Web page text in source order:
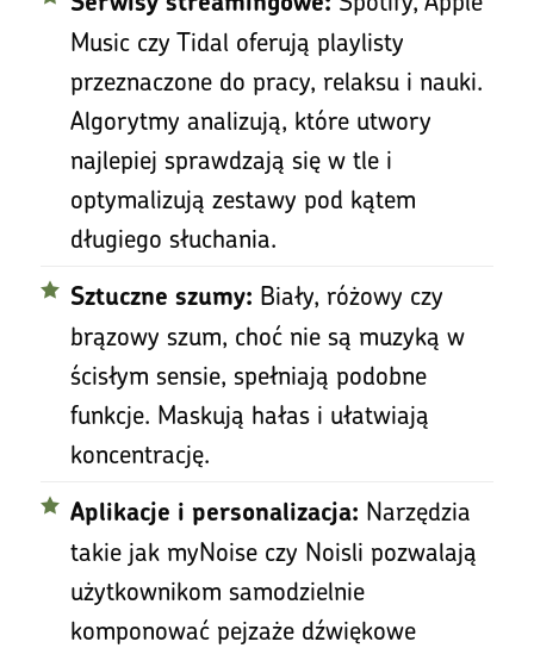
Music czy Tidal oferują playlisty
przeznaczone do pracy, relaksu i nauki.
Algorytmy analizują, które utwory
najlepiej sprawdzają się w tle i
optymalizują zestawy pod kątem
długiego słuchania.
Sztuczne szumy: Biały, różowy czy
brązowy szum, choć nie są muzyką w
ścisłym sensie, spełniają podobne
funkcje. Maskują hałas i ułatwiają
koncentrację.
Aplikacje i personalizacja: Narzędzia
takie jak myNoise czy Noisli pozwalają
użytkownikom samodzielnie
komponować pejzaże dźwiękowe